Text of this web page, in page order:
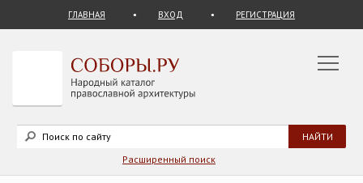
ГЛАВНАЯ ВХОД РЕГИСТРАЦИЯ
Расширенный поиск